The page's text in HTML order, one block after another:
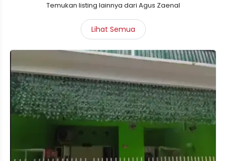
Temukan listing lainnya dari Agus Zaenal
Lihat Semua